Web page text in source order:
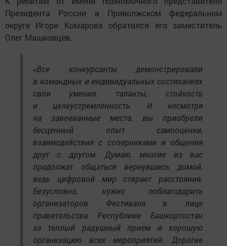
Президента России в Приволжском федеральном
округе Игоря Комарова обратился его заместитель
Олег Машковцев.
«Все конкурсанты демонстрировали
в командных и индивидуальных состязаниях
свои умения, таланты, стойкость
и целеустремленность. И несмотря
на завоеванные места, вы приобрели
бесценный опыт самооценки,
взаимодействия с соперниками и общения
друг с другом. Думаю, многие из вас
продолжат общаться вернувшись домой,
ведь цифровой мир стирает расстояния.
Безусловно, нужно поблагодарить
организаторов Фестиваля в лице
правительства Республики Башкортостан
за теплый радушный прием и хорошую
организацию всех мероприятий. Дорогие